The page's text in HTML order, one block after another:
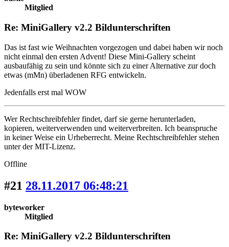
Mitglied
Re: MiniGallery v2.2 Bildunterschriften
Das ist fast wie Weihnachten vorgezogen und dabei haben wir noch
nicht einmal den ersten Advent! Diese Mini-Gallery scheint
ausbaufähig zu sein und könnte sich zu einer Alternative zur doch
etwas (mMn) überladenen RFG entwickeln.
Jedenfalls erst mal WOW
Wer Rechtschreibfehler findet, darf sie gerne herunterladen,
kopieren, weiterverwenden und weiterverbreiten. Ich beanspruche
in keiner Weise ein Urheberrecht. Meine Rechtschreibfehler stehen
unter der MIT-Lizenz.
Offline
#21 28.11.2017 06:48:21
byteworker
Mitglied
Re: MiniGallery v2.2 Bildunterschriften